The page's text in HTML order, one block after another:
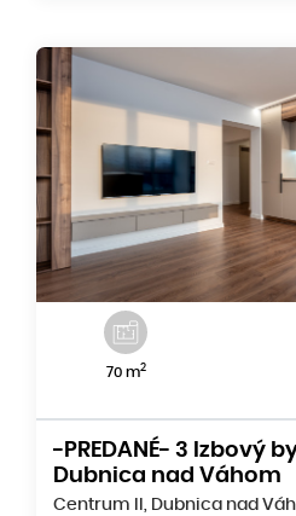
70 m2
-PREDANÉ- 3 Izbový
Dubnica nad Váhom
Centrum II, Dubnica nad